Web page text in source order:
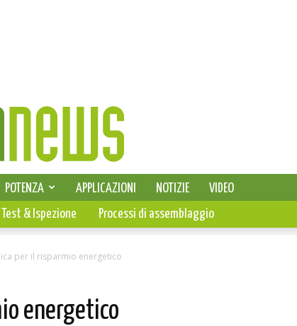
SELEZIONE DI ELETTRONICA
POTENZA APPLICAZIONI NOTIZIE
VIDEO
PCBTest & Ispezione Processi di assemblaggio
per il risparmio energetico
energetico